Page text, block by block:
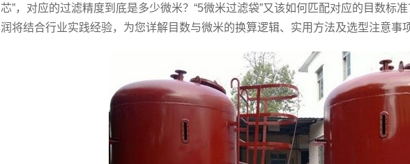
芯”，对应的过滤精度到底是多少微米？“5微米过滤袋”又该如何匹配对应的目数标
润将结合行业实践经验，为您详解目数与微米的换算逻辑、实用方法及选型注意事